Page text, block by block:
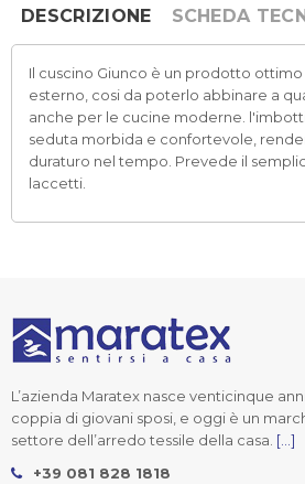
DESCRIZIONE SCHEDA
Il cuscino Giunco è un prodotto
esterno, cosi da poterlo abbinare a
anche per le cucine moderne.
seduta morbida e confortevole,
duraturo nel tempo. Prevede il
laccetti.
L’azienda Maratex nasce venticinque
coppia di giovani sposi, e oggi è un
settore dell’arredo tessile della casa. [...]
+39 081 828 1818